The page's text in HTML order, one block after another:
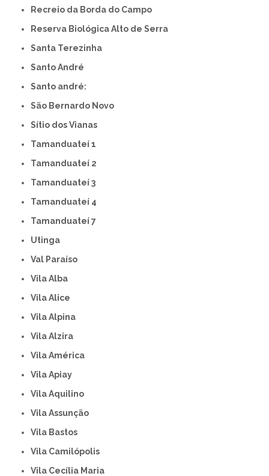
Recreio da Borda do Campo
Reserva Biológica Alto de Serra
Santa Terezinha
Santo André
Santo andré:
São Bernardo Novo
Sítio dos Vianas
Tamanduateí 1
Tamanduateí 2
Tamanduateí 3
Tamanduateí 4
Tamanduateí 7
Utinga
Val Paraíso
Vila Alba
Vila Alice
Vila Alpina
Vila Alzira
Vila América
Vila Apiay
Vila Aquilino
Vila Assunção
Vila Bastos
Vila Camilópolis
Vila Cecília Maria